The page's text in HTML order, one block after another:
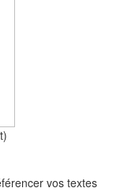
vos textes